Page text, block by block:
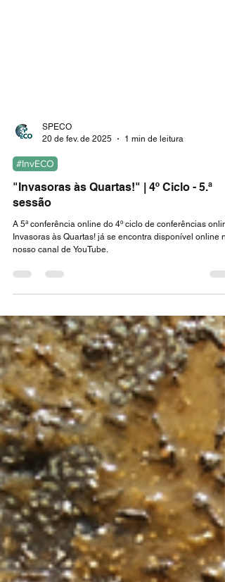
SPECO
20 de fev. de 2025
1 min de leitura
#InvECO
"Invasoras às Quartas!" | 4º Ciclo - 5.ª
sessão
A 5ª conferência online do 4º ciclo de conferências
nosso canal de YouTube.